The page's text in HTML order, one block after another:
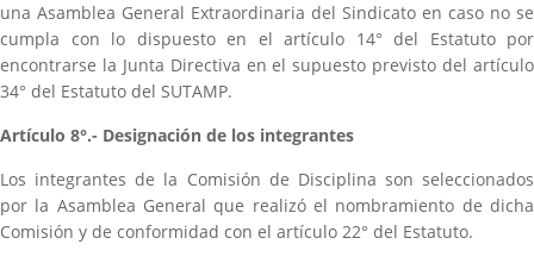
una Asamblea General Extraordinaria del Sindicato en caso no se
cumpla con lo dispuesto en el artículo 14° del Estatuto por
encontrarse la Junta Directiva en el supuesto previsto del artículo
34° del Estatuto del SUTAMP.
Artículo 8°.- Designación de los integrantes
Los integrantes de la Comisión de Disciplina son seleccionados
por la Asamblea General que realizó el nombramiento de dicha
Comisión y de conformidad con el artículo 22° del Estatuto.